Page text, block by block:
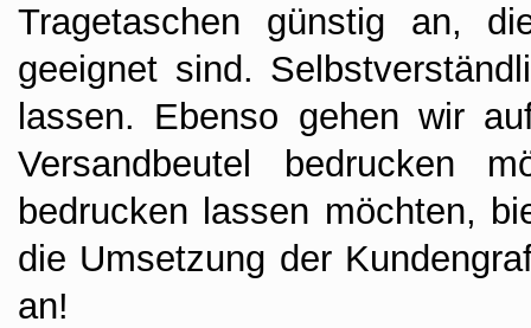
Tragetaschen günstig an,
geeignet sind.
lassen. Ebenso gehen wir
Versandbeutel bedrucken
bedrucken lassen möchten,
die Umsetzung der
an!